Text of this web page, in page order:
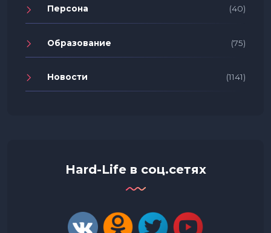
Персона (40)
Образование (75)
Новости (1141)
Hard-Life в соц.сетях